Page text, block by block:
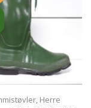
, Herre